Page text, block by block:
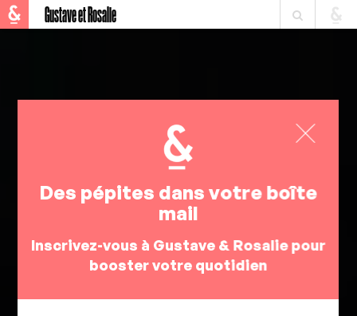
Gustave et Rosalie
Des pépites dans votre boîte
mail
Inscrivez-vous à Gustave & Rosalie pour
booster votre quotidien